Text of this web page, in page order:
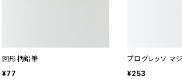
図形柄鉛筆
¥77
プログレッソ マ
¥253